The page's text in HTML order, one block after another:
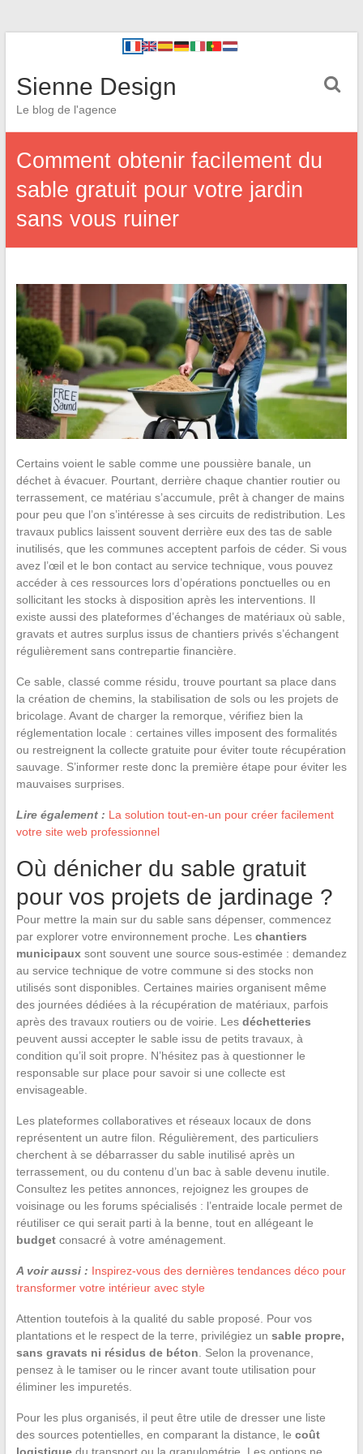
Sienne Design
Le blog de l'agence
Comment obtenir facilement du
sable gratuit pour votre jardin
sans vous ruiner
Certains voient le sable comme une poussière banale, un
déchet à évacuer. Pourtant, derrière chaque chantier routier ou
terrassement, ce matériau s’accumule, prêt à changer de mains
pour peu que l’on s’intéresse à ses circuits de redistribution. Les
travaux publics laissent souvent derrière eux des tas de sable
inutilisés, que les communes acceptent parfois de céder. Si vous
avez l’œil et le bon contact au service technique, vous pouvez
accéder à ces ressources lors d’opérations ponctuelles ou en
sollicitant les stocks à disposition après les interventions. Il
existe aussi des plateformes d’échanges de matériaux où sable,
gravats et autres surplus issus de chantiers privés s’échangent
régulièrement sans contrepartie financière.
Ce sable, classé comme résidu, trouve pourtant sa place dans
la création de chemins, la stabilisation de sols ou les projets de
bricolage. Avant de charger la remorque, vérifiez bien la
réglementation locale : certaines villes imposent des formalités
ou restreignent la collecte gratuite pour éviter toute récupération
sauvage. S’informer reste donc la première étape pour éviter les
mauvaises surprises.
Lire également : La solution tout-en-un pour créer facilement
votre site web professionnel
Où dénicher du sable gratuit
pour vos projets de jardinage ?
Pour mettre la main sur du sable sans dépenser, commencez
par explorer votre environnement proche. Les chantiers
municipauxsont souvent une source sous-estimée : demandez
au service technique de votre commune si des stocks non
utilisés sont disponibles. Certaines mairies organisent même
des journées dédiées à la récupération de matériaux, parfois
après des travaux routiers ou de voirie. Les déchetteries
peuvent aussi accepter le sable issu de petits travaux, à
condition qu’il soit propre. N’hésitez pas à questionner le
responsable sur place pour savoir si une collecte est
envisageable.
Les plateformes collaboratives et réseaux locaux de dons
représentent un autre filon. Régulièrement, des particuliers
cherchent à se débarrasser du sable inutilisé après un
terrassement, ou du contenu d’un bac à sable devenu inutile.
Consultez les petites annonces, rejoignez les groupes de
voisinage ou les forums spécialisés : l’entraide locale permet de
réutiliser ce qui serait parti à la benne, tout en allégeant le
budgetconsacré à votre aménagement.
A voir aussi : Inspirez-vous des dernières tendances déco pour
transformer votre intérieur avec style
Attention toutefois à la qualité du sable proposé. Pour vos
plantations et le respect de la terre, privilégiez un sable propre,
sans gravats ni résidus de béton . Selon la provenance,
pensez à le tamiser ou le rincer avant toute utilisation pour
éliminer les impuretés.
Pour les plus organisés, il peut être utile de dresser une liste
des sources potentielles, en comparant la distance, le coût